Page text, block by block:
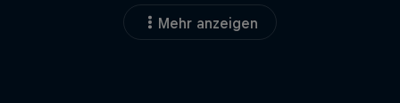
Mehr anzeigen